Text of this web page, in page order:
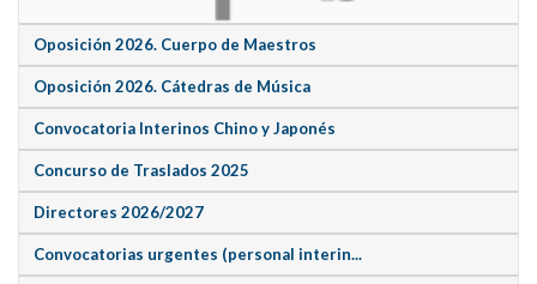
Oposición 2026. Cuerpo de Maestros
Oposición 2026. Cátedras de Música
Convocatoria Interinos Chino y Japonés
Concurso de Traslados 2025
Directores 2026/2027
Convocatorias urgentes (personal interin...